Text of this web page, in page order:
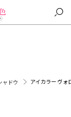
ャドウ アイカラー ヴォ